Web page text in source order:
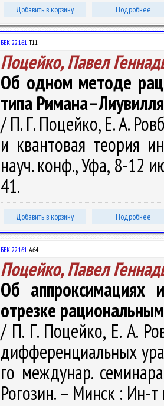
Добавить в корзину Подробнее
ББК 22.161 Т11
Поцейко, Павел
Об одном методе
типа
/ П. Г. Поцейко, Е. А.
и квантовая теория
науч. конф., Уфа, 8-12
41.
Добавить в корзину Подробнее
ББК 22.161 А64
Поцейко, Павел
Об аппроксимациях
отрезке
/ П. Г. Поцейко, Е. А.
дифференциальных
го междунар.
Рогозин. – Минск : Ин-